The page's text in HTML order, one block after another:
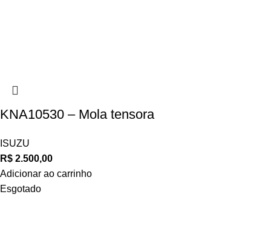
KNA10530 – Mola tensora
ISUZU
R$ 2.500,00
Adicionar ao carrinho
Esgotado